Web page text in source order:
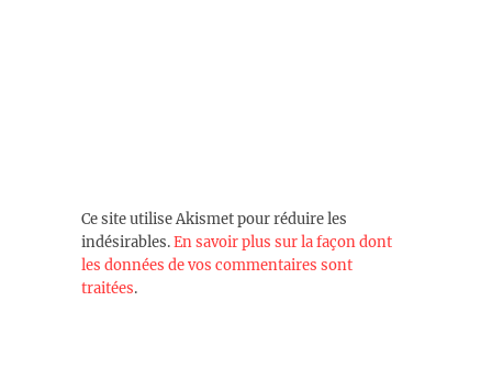
Ce site utilise Akismet pour réduire les
indésirables.En savoir plus sur la façon dont
les données de vos commentaires sont
traitées.